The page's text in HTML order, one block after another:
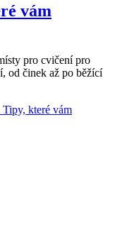
vám
pro cvičení pro
od činek až po běžící
které vám